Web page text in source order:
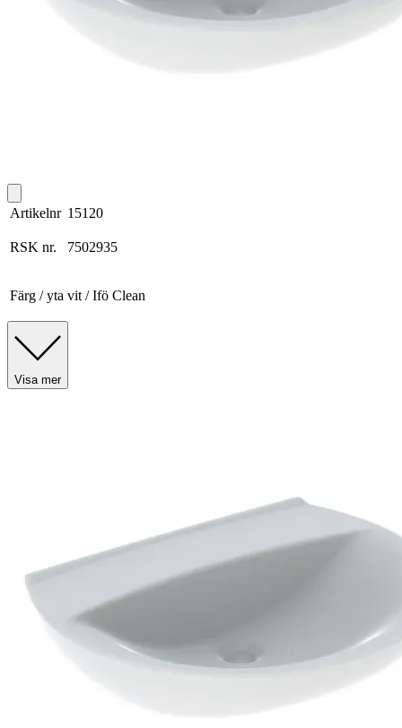
Artikelnr 15120
RSK nr. 7502935
Färg / yta vit / Ifö Clean
Visa mer